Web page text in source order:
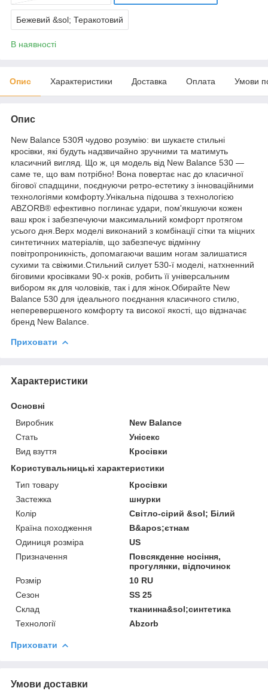
Бежевий &sol; Теракотовий
В наявності
Опис Характеристики Доставка Оплата Умови
Опис
New Balance 530Я чудово розумію: ви шукаєте стильні
кросівки, які будуть надзвичайно зручними та матимуть
класичний вигляд. Що ж, ця модель від New Balance 530 —
саме те, що вам потрібно! Вона повертає нас до класичної
бігової спадщини, поєднуючи ретро-естетику з інноваційними
технологіями комфорту.Унікальна підошва з технологією
ABZORB® ефективно поглинає удари, пом'якшуючи кожен
ваш крок і забезпечуючи максимальний комфорт протягом
усього дня.Верх моделі виконаний з комбінації сітки та міцних
синтетичних матеріалів, що забезпечує відмінну
повітропроникність, допомагаючи вашим ногам залишатися
сухими та свіжими.Стильний силует 530-ї моделі, натхненний
біговими кросівками 90-х років, робить її універсальним
вибором як для чоловіків, так і для жінок.Обирайте New
Balance 530 для ідеального поєднання класичного стилю,
неперевершеного комфорту та високої якості, що відзначає
бренд New Balance.
Приховати
Характеристики
Основні
Виробник
New Balance
Стать
Унісекс
Вид взуття
Кросівки
Користувальницькі характеристики
Тип товару
Кросівки
Застежка
шнурки
Колір
Світло-сірий &sol; Білий
Країна походження
В&apos;єтнам
Одиниця розміра
US
Призначення
Повсякденне носіння,
прогулянки, відпочинок
Розмір
10 RU
Сезон
SS 25
Склад
тканинна&sol;синтетика
Технології
Abzorb
Приховати
Умови доставки